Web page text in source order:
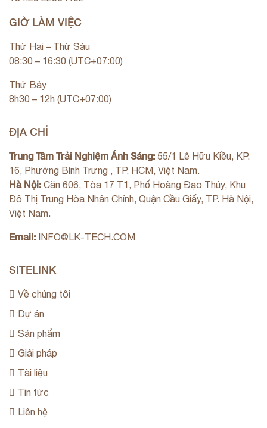
GIỜ LÀM VIỆC
Thứ Hai – Thứ Sáu
08:30 – 16:30 (UTC+07:00)
Thứ Bảy
8h30 – 12h (UTC+07:00)
ĐỊA CHỈ
Trung Tâm Trải Nghiệm Ánh Sáng: 55/1 Lê Hữu Kiều, KP.
16, Phường Bình Trưng , TP. HCM, Việt Nam.
Hà Nội: Căn 606, Tòa 17 T1, Phố Hoàng Đạo Thúy, Khu
Đô Thị Trung Hòa Nhân Chính, Quận Cầu Giấy, TP. Hà Nội,
Việt Nam.
Email: INFO@LK-TECH.COM
SITELINK
Về chúng tôi
Dự án
Sản phẩm
Giải pháp
Tài liệu
Tin tức
Liên hệ